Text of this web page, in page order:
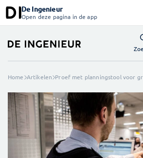
De Ingenieur
Open deze pagina in de app
Home Artikelen Proef met planningstool voor